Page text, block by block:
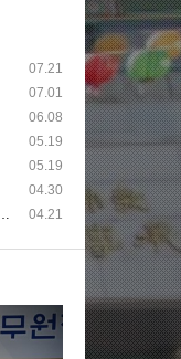
07.21
07.01
06.08
05.19
05.19
04.30
04.21